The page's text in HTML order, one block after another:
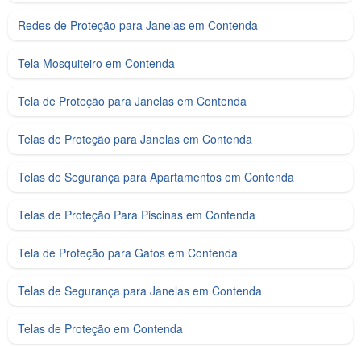
Redes de Proteção para Janelas em Contenda
Tela Mosquiteiro em Contenda
Tela de Proteção para Janelas em Contenda
Telas de Proteção para Janelas em Contenda
Telas de Segurança para Apartamentos em Contenda
Telas de Proteção Para Piscinas em Contenda
Tela de Proteção para Gatos em Contenda
Telas de Segurança para Janelas em Contenda
Telas de Proteção em Contenda